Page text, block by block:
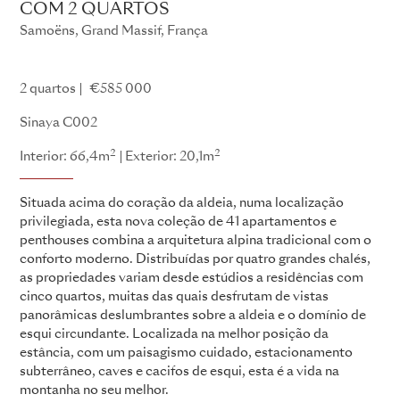
COM 2 QUARTOS
Samoëns, Grand Massif, França
2 quartos €585 000
Sinaya C002
Interior: 66,4m2 Exterior: 20,1m2
Situada acima do coração da aldeia, numa localização
privilegiada, esta nova coleção de 41 apartamentos e
penthouses combina a arquitetura alpina tradicional com o
conforto moderno. Distribuídas por quatro grandes chalés,
as propriedades variam desde estúdios a residências com
cinco quartos, muitas das quais desfrutam de vistas
panorâmicas deslumbrantes sobre a aldeia e o domínio de
esqui circundante. Localizada na melhor posição da
estância, com um paisagismo cuidado, estacionamento
subterrâneo, caves e cacifos de esqui, esta é a vida na
montanha no seu melhor.